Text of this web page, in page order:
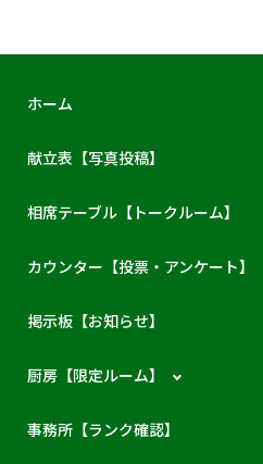
ホーム
献立表【写真投稿】
相席テーブル【トークルーム】
カウンター【投票・アンケート】
掲示板【お知らせ】
厨房【限定ルーム】
事務所【ランク確認】